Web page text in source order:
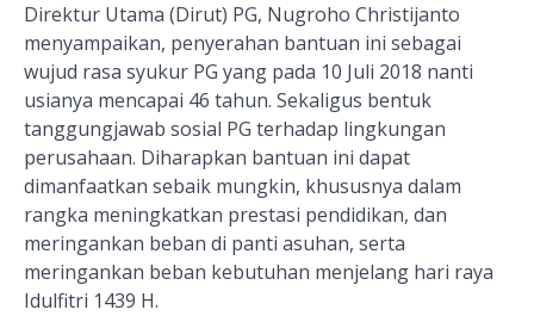
Direktur Utama (Dirut) PG, Nugroho Christijanto
menyampaikan, penyerahan bantuan ini sebagai
wujud rasa syukur PG yang pada 10 Juli 2018 nanti
usianya mencapai 46 tahun. Sekaligus bentuk
tanggungjawab sosial PG terhadap lingkungan
perusahaan. Diharapkan bantuan ini dapat
dimanfaatkan sebaik mungkin, khususnya dalam
rangka meningkatkan prestasi pendidikan, dan
meringankan beban di panti asuhan, serta
meringankan beban kebutuhan menjelang hari raya
Idulfitri 1439 H.